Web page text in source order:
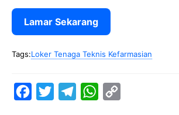
Lamar Sekarang
Tags:Loker Tenaga Teknis Kefarmasian
W